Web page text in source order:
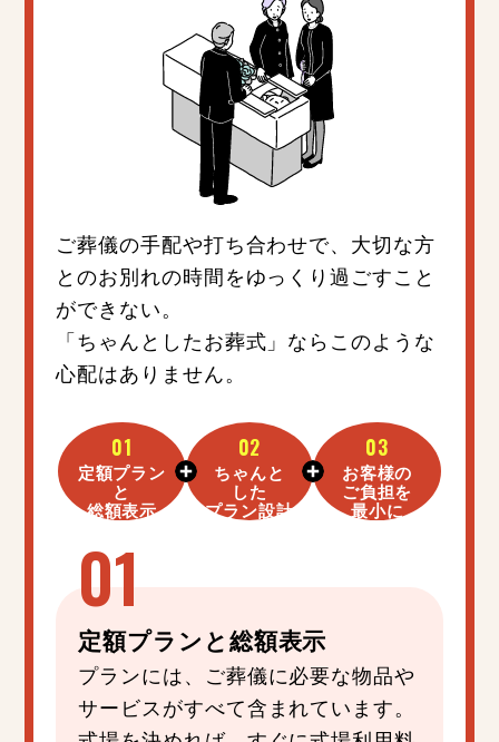
ご葬儀の手配や打ち合わせで、大切な方
とのお別れの時間をゆっくり過ごすこと
ができない。
「ちゃんとしたお葬式」ならこのような
心配はありません。
01
定額プラン
と
総額表示
02
ちゃんと
した
プラン設計
03
お客様の
ご負担を
最小に
定額プラン と総額表示
プランには、ご葬儀に必要な物品や
サービスがすべて含まれています。